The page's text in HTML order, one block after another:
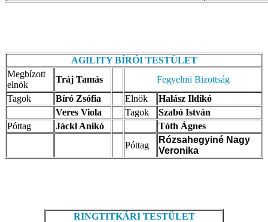
AGILITY BÍRÓI TESTÜLET
Megbízott
elnök
Tráj Tamás
Fegyelmi Bizottság
Tagok
Bíró Zsófia Elnök
Halász Ildikó
Veres Viola
Tagok
Szabó István
Póttag
Jáckl Anikó
Tóth Ágnes
Póttag
Rózsahegyiné Nagy
Veronika
RINGTITKÁRI TESTÜLET